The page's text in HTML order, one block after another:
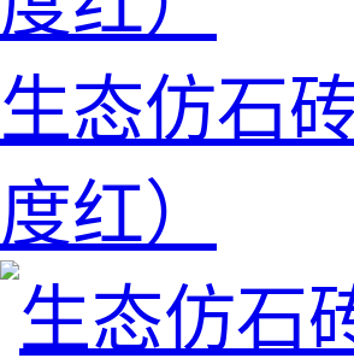
生态仿石
度红）